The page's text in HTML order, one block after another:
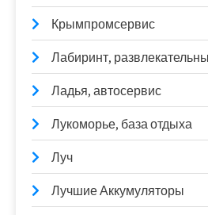
Крымпромсервис
Лабиринт,
Ладья, автосервис
Лукоморье, база отдыха
Луч
Лучшие Аккумуляторы